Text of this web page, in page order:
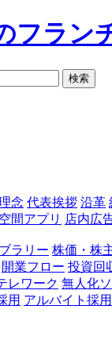
フラン
念 代表挨拶 沿革
間アプリ 店内広
ラリー 株価・株
開業フロー 投資回
レワーク 無人化
用 アルバイト採用